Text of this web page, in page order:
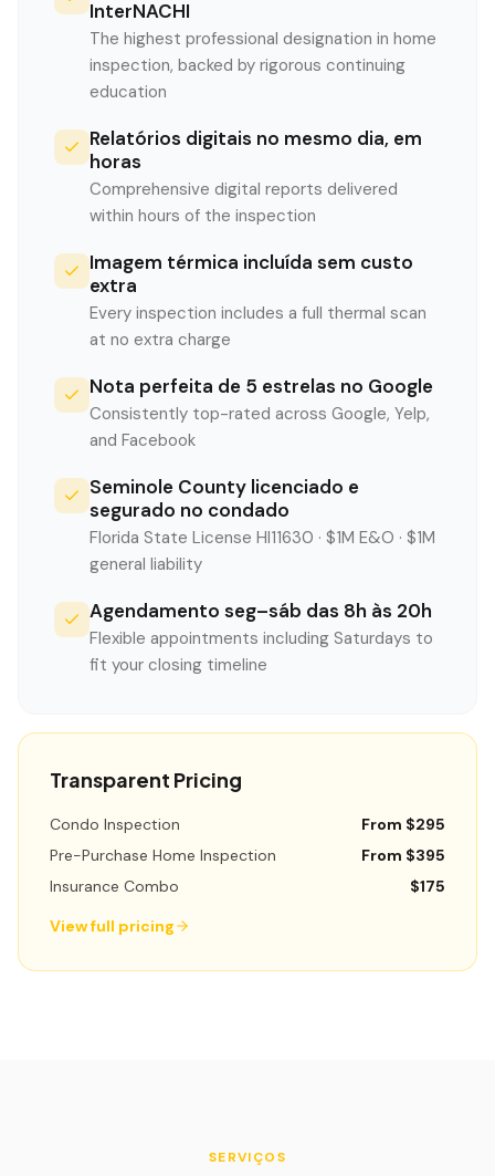
InterNACHI
The highest professional designation in home
inspection, backed by rigorous continuing
education
Relatórios digitais no mesmo dia, em
horas
Comprehensive digital reports delivered
within hours of the inspection
Imagem térmica incluída sem custo
extra
Every inspection includes a full thermal scan
at no extra charge
Nota perfeita de 5 estrelas no Google
Consistently top-rated across Google, Yelp,
and Facebook
Seminole County licenciado e
segurado no condado
Florida State License HI11630 · $1M E&O · $1M
general liability
Agendamento seg–sáb das 8h às 20h
Flexible appointments including Saturdays to
fit your closing timeline
Transparent Pricing
Condo Inspection
From $295
Pre-Purchase Home Inspection
From $395
Insurance Combo
$175
View full pricing
SERVIÇOS